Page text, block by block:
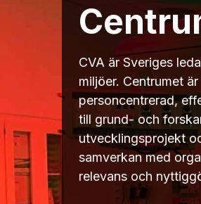
CVA är Sveriges
miljöer. Centrumet
personcentrerad,
till grund- och
utvecklingsprojekt
samverkan med
relevans och